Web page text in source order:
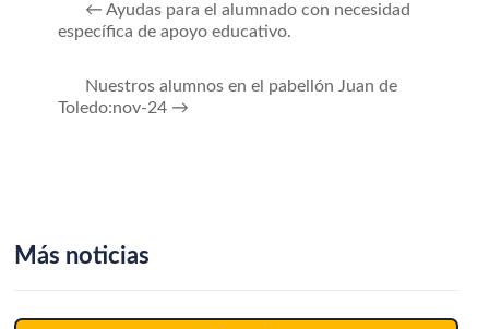
← Ayudas para el alumnado con necesidad
específica de apoyo educativo.
Nuestros alumnos en el pabellón Juan de
Toledo:nov-24 →
Más noticias